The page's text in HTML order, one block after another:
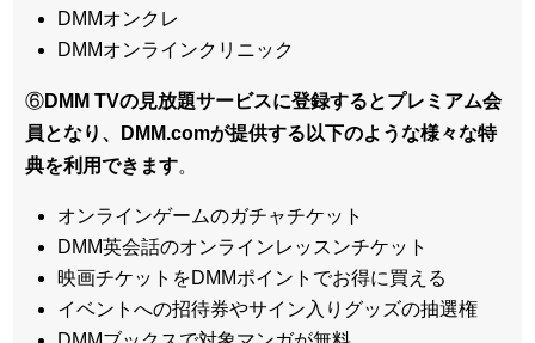
DMMオンクレ
DMMオンラインクリニック
⑥DMM TVの見放題サービスに登録するとプレミアム会
員となり、DMM.comが提供する以下のような様々な特
典を利用できます。
オンラインゲームのガチャチケット
DMM英会話のオンラインレッスンチケット
映画チケットをDMMポイントでお得に買える
イベントへの招待券やサイン入りグッズの抽選権